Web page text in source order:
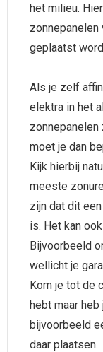
het milieu.
geplaatst
Als je zelf
elektra in het
moet je dan
Kijk hierbij
meeste
zijn dat dit
is. Het kan
Bijvoorbeeld
wellicht je
Kom je tot de
hebt maar
bijvoorbeeld
daar plaatsen.